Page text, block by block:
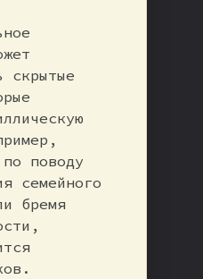
скрытые
поводу
семейного
бремя